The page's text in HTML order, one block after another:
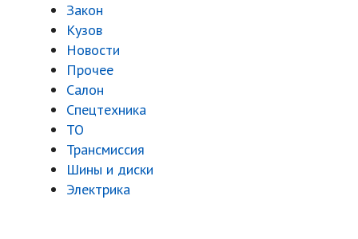
Закон
Кузов
Новости
Прочее
Салон
Спецтехника
ТО
Трансмиссия
Шины и диски
Электрика